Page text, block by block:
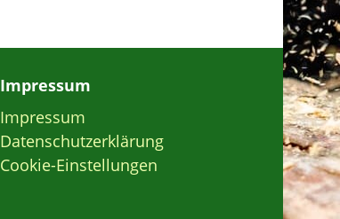
Impressum
Impressum
Datenschutzerklärung
Cookie-Einstellungen